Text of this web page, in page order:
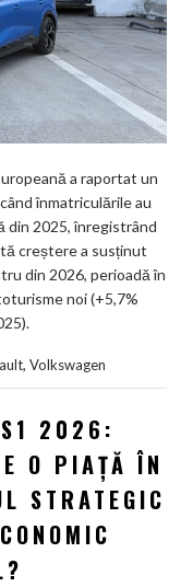
a raportat un
înmatriculările au
din 2025, înregistrând
creștere a susținut
din 2026, perioadă în
noi (+5,7%
, Volkswagen
2026:
O PIAȚĂ ÎN
STRATEGIC